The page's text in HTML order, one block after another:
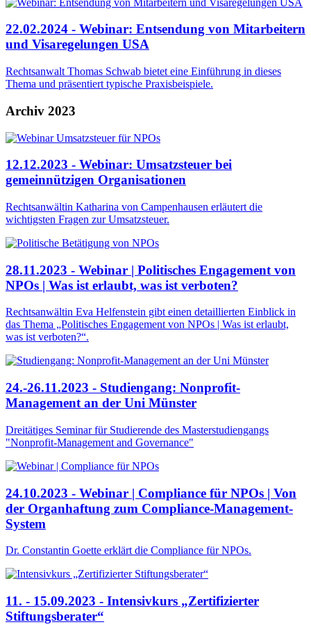
22.02.2024 - Webinar: Entsendung von Mitarbeitern
und Visaregelungen USA
Rechtsanwalt Thomas Schwab bietet eine Einführung in dieses
Thema und präsentiert typische Praxisbeispiele.
Archiv 2023
12.12.2023 - Webinar: Umsatzsteuer bei
gemeinnützigen Organisationen
Rechtsanwältin Katharina von Campenhausen erläutert die
wichtigsten Fragen zur Umsatzsteuer.
28.11.2023 - Webinar | Politisches Engagement von
NPOs | Was ist erlaubt, was ist verboten?
Rechtsanwältin Eva Helfenstein gibt einen detaillierten Einblick in
das Thema „Politisches Engagement von NPOs | Was ist erlaubt,
was ist verboten?“.
24.-26.11.2023 - Studiengang: Nonprofit-
Management an der Uni Münster
Dreitätiges Seminar für Studierende des Masterstudiengangs
"Nonprofit-Management and Governance"
24.10.2023 - Webinar | Compliance für NPOs | Von
der Organhaftung zum Compliance-Management-
System
Dr. Constantin Goette erklärt die Compliance für NPOs.
11. - 15.09.2023 - Intensivkurs „Zertifizierter
Stiftungsberater“